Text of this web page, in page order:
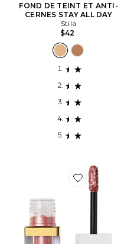
FOND DE TEINT ET ANTI-
CERNES STAY ALL DAY
Stila
$42
Favorite